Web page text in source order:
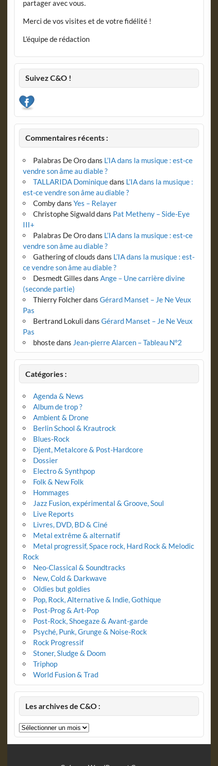
partager avec vous.
Merci de vos visites et de votre fidélité !
L’équipe de rédaction
Suivez C&O !
Commentaires récents :
Palabras De Orodans L’IA dans la musique : est-ce
vendre son âme au diable ?
TALLARIDA Dominiquedans L’IA dans la musique :
est-ce vendre son âme au diable ?
Combydans Yes – Relayer
Christophe Sigwalddans Pat Metheny – Side-Eye
III+
Palabras De Orodans L’IA dans la musique : est-ce
vendre son âme au diable ?
Gathering of clouds dans L’IA dans la musique : est-
ce vendre son âme au diable ?
Desmedt Gilles dans Ange – Une carrière divine
(seconde partie)
Thierry Folcherdans Gérard Manset – Je Ne Veux
Pas
Bertrand Lokuli dans Gérard Manset – Je Ne Veux
Pas
bhostedans Jean-pierre Alarcen – Tableau N°2
Catégories :
Agenda & News
Album de trop ?
Ambient & Drone
Berlin School & Krautrock
Blues-Rock
Djent, Metalcore & Post-Hardcore
Dossier
Electro & Synthpop
Folk & New Folk
Hommages
Jazz Fusion, expérimental & Groove, Soul
Live Reports
Livres, DVD, BD & Ciné
Metal extrême & alternatif
Metal progressif, Space rock, Hard Rock & Melodic
Rock
Neo-Classical & Soundtracks
New, Cold & Darkwave
Oldies but goldies
Pop, Rock, Alternative & Indie, Gothique
Post-Prog & Art-Pop
Post-Rock, Shoegaze & Avant-garde
Psyché, Punk, Grunge & Noise-Rock
Rock Progressif
Stoner, Sludge & Doom
Triphop
World Fusion & Trad
Les archives de C&O :
Les
archives